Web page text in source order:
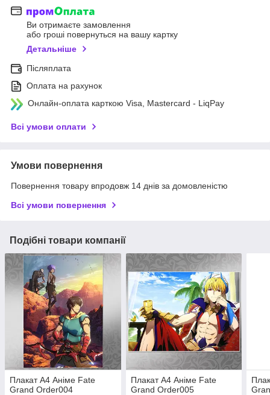
Ви отримаєте замовлення
або гроші повернуться на вашу картку
Детальніше
Післяплата
Оплата на рахунок
Онлайн-оплата карткою Visa, Mastercard - LiqPay
Всі умови оплати
Умови повернення
Повернення товару впродовж 14 днів за домовленістю
Всі умови повернення
Подібні товари компанії
Плакат А4 Аніме Fate
Grand Order004
Плакат А4 Аніме Fate
Grand Order005